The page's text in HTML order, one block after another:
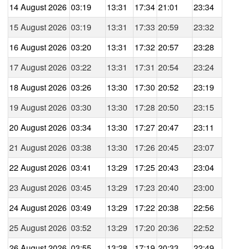
14 August 2026 03:19 13:31 17:34 21:01
23:34
15 August 2026 03:19 13:31 17:33 20:59
23:32
16 August 2026 03:20 13:31 17:32 20:57
23:28
17 August 2026 03:22 13:31 17:31 20:54
23:24
18 August 2026 03:26 13:30 17:30 20:52
23:19
19 August 2026 03:30 13:30 17:28 20:50
23:15
20 August 2026 03:34 13:30 17:27 20:47
23:11
21 August 2026 03:38 13:30 17:26 20:45
23:07
22 August 2026 03:41 13:29 17:25 20:43
23:04
23 August 2026 03:45 13:29 17:23 20:40
23:00
24 August 2026 03:49 13:29 17:22 20:38
22:56
25 August 2026 03:52 13:29 17:20 20:36
22:52